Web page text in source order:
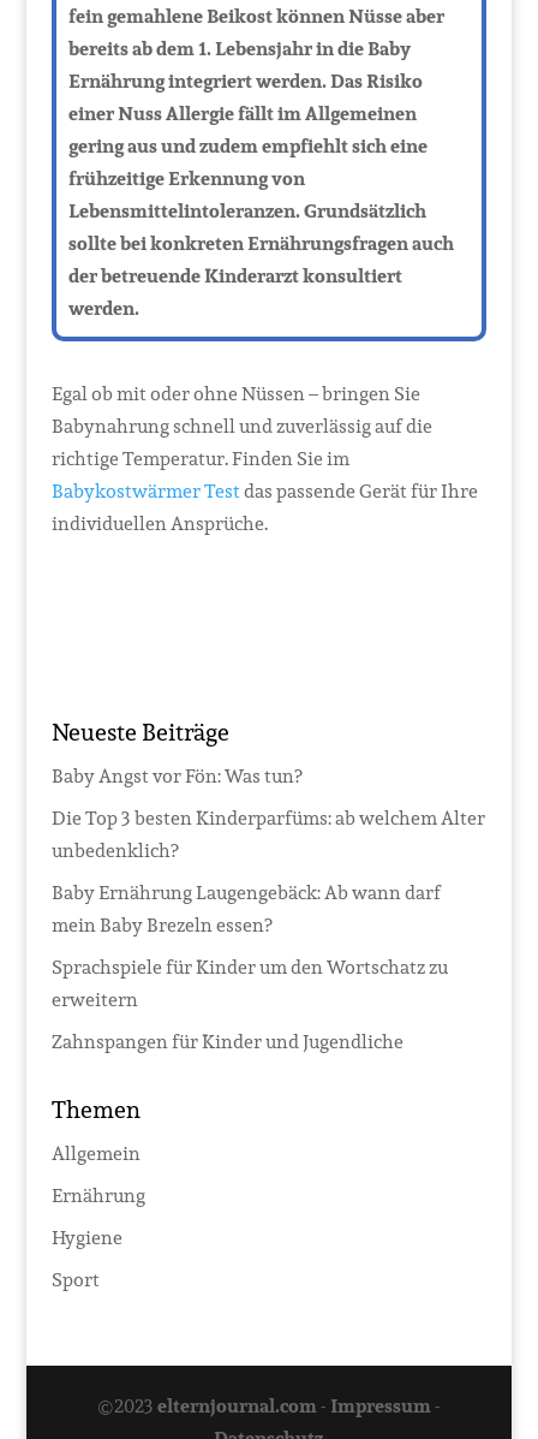
fein gemahlene Beikost können Nüsse aber
bereits ab dem 1. Lebensjahr in die Baby
Ernährung integriert werden. Das Risiko
einer Nuss Allergie fällt im Allgemeinen
gering aus und zudem empfiehlt sich eine
frühzeitige Erkennung von
Lebensmittelintoleranzen. Grundsätzlich
sollte bei konkreten Ernährungsfragen auch
der betreuende Kinderarzt konsultiert
werden.
Egal ob mit oder ohne Nüssen – bringen Sie
Babynahrung schnell und zuverlässig auf die
richtige Temperatur. Finden Sie im
Babykostwärmer Testdas passende Gerät für Ihre
individuellen Ansprüche.
Neueste Beiträge
Baby Angst vor Fön: Was tun?
Die Top 3 besten Kinderparfüms: ab welchem Alter
unbedenklich?
Baby Ernährung Laugengebäck: Ab wann darf
mein Baby Brezeln essen?
Sprachspiele für Kinder um den Wortschatz zu
erweitern
Zahnspangen für Kinder und Jugendliche
Themen
Allgemein
Ernährung
Hygiene
Sport
©2023elternjournal.com- Impressum-